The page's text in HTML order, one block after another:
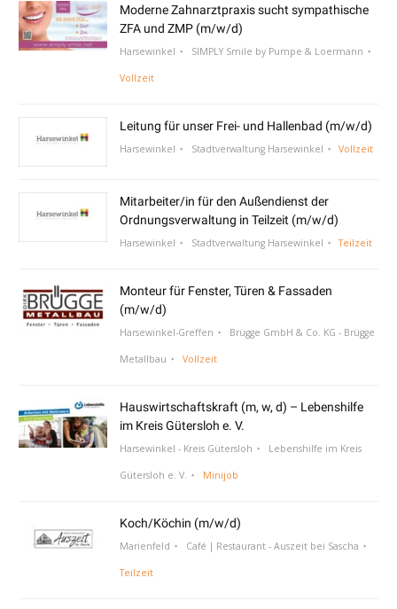
Moderne Zahnarztpraxis sucht sympathische
ZFA und ZMP (m/w/d)
Harsewinkel SIMPLY Smile by Pumpe & Loermann
Vollzeit
Leitung für unser Frei- und Hallenbad (m/w/d)
Harsewinkel Stadtverwaltung Harsewinkel Vollzeit
Mitarbeiter/in für den Außendienst der
Ordnungsverwaltung in Teilzeit (m/w/d)
Harsewinkel Stadtverwaltung Harsewinkel Teilzeit
Monteur für Fenster, Türen & Fassaden
(m/w/d)
Harsewinkel-Greffen Brügge GmbH & Co. KG - Brügge
Metallbau Vollzeit
Hauswirtschaftskraft (m, w, d) – Lebenshilfe
im Kreis Gütersloh e. V.
Harsewinkel - Kreis Gütersloh Lebenshilfe im Kreis
Gütersloh e. V. Minijob
Koch/Köchin (m/w/d)
Marienfeld Café | Restaurant - Auszeit bei Sascha
Teilzeit